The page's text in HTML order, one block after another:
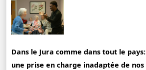
Dans le Jura comme dans tout le pays:
une prise en charge inadaptée de nos